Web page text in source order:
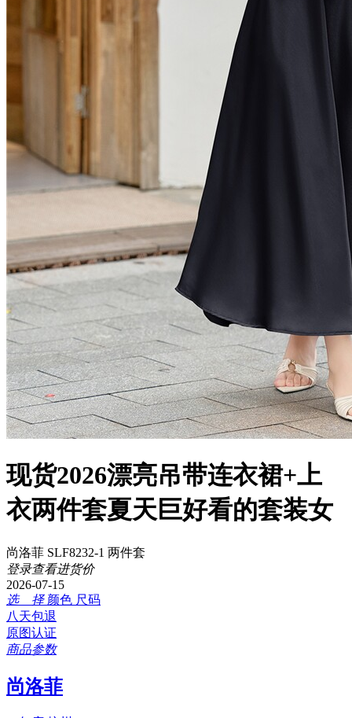
现货2026漂亮吊带连衣裙+上
衣两件套夏天巨好看的套装女
尚洛菲 SLF8232-1 两件套
登录查看进货价
2026-07-15
选 择 颜色 尺码
八天包退
原图认证
商品参数
尚洛菲